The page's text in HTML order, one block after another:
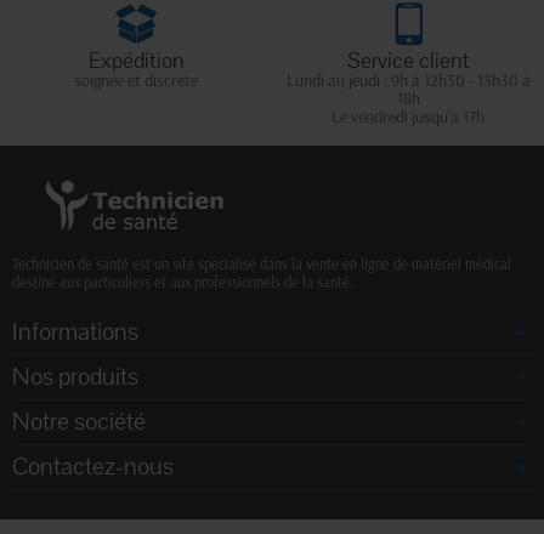
Expédition
soignée et discrète
Service client
Lundi au jeudi : 9h à 12h30 - 13h30 à
18h
Le vendredi jusqu'à 17h
Technicien de santé est un site spécialisé dans la vente en ligne de matériel médical
destiné aux particuliers et aux professionnels de la santé.
Informations
Nos produits
Notre société
Contactez-nous